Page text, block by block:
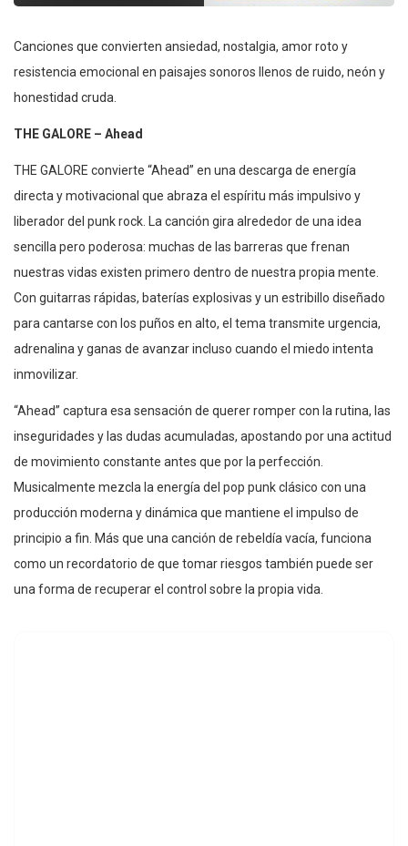
Canciones que convierten ansiedad, nostalgia, amor roto y
resistencia emocional en paisajes sonoros llenos de ruido, neón y
honestidad cruda.
THE GALORE – Ahead
THE GALORE convierte “Ahead” en una descarga de energía
directa y motivacional que abraza el espíritu más impulsivo y
liberador del punk rock. La canción gira alrededor de una idea
sencilla pero poderosa: muchas de las barreras que frenan
nuestras vidas existen primero dentro de nuestra propia mente.
Con guitarras rápidas, baterías explosivas y un estribillo diseñado
para cantarse con los puños en alto, el tema transmite urgencia,
adrenalina y ganas de avanzar incluso cuando el miedo intenta
inmovilizar.
“Ahead” captura esa sensación de querer romper con la rutina, las
inseguridades y las dudas acumuladas, apostando por una actitud
de movimiento constante antes que por la perfección.
Musicalmente mezcla la energía del pop punk clásico con una
producción moderna y dinámica que mantiene el impulso de
principio a fin. Más que una canción de rebeldía vacía, funciona
como un recordatorio de que tomar riesgos también puede ser
una forma de recuperar el control sobre la propia vida.